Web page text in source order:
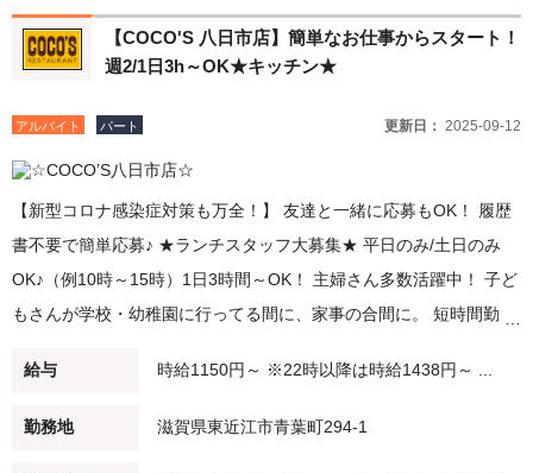
【COCO'S 八日市店】簡単なお仕事からスタート！
週2/1日3h～OK★キッチン★
アルバイト パート 更新日： 2025-09-12
【新型コロナ感染症対策も万全！】 友達と一緒に応募もOK！ 履歴
書不要で簡単応募♪ ★ランチスタッフ大募集★ 平日のみ/土日のみ
OK♪（例10時～15時）1日3時間～OK！ 主婦さん多数活躍中！ 子ど
もさんが学校・幼稚園に行ってる間に、家事の合間に。 短時間勤
大学生・高校生活躍中！ 夕方（例：18時～21時）/夜（例：20時～
閉店）勤務できる方大募集！ 22時以降は時給25％UP♪ Wワーク・
給与 時給1150円～ ※22時以降は時給1438円～ ...
勤務地 滋賀県東近江市青葉町294-1